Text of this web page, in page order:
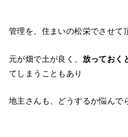
管理を、住まいの松栄でさせて
元が畑で土が良く、 放っておく
てしまうこともあり
地主さんも、どうするか悩んで